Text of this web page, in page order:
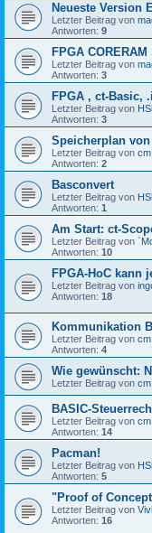
Neueste Version
Letzter Beitrag von
Antworten: 9
FPGA
Letzter Beitrag von
Antworten: 3
FPGA , ct-Basic,
Letzter Beitrag von
Antworten: 3
Speicherplan von
Letzter Beitrag von cm
Antworten: 2
Basconvert
Letzter Beitrag von
Antworten: 1
Am Start: ct-
Letzter Beitrag von
Antworten: 10
FPGA-HoC kann
Letzter Beitrag von
Antworten: 18
Kommunikation
Letzter Beitrag von cm
Antworten: 4
Wie gewünscht:
Letzter Beitrag von cm
BASIC-
Letzter Beitrag von cm
Antworten: 14
Pacman!
Letzter Beitrag von
Antworten: 5
"Proof of
Letzter Beitrag von
Antworten: 16